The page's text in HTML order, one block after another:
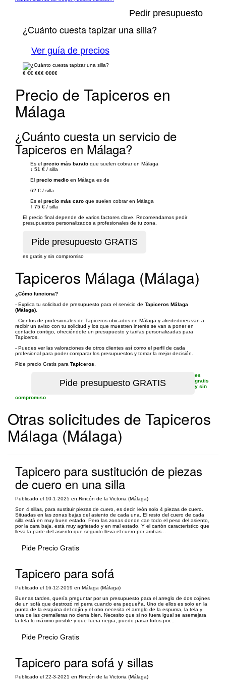
Pedir presupuesto
¿Cuánto cuesta tapizar una silla?
Ver guía de precios
€ €€ €€€ €€€€
Precio de Tapiceros en
Málaga
¿Cuánto cuesta un servicio de
Tapiceros en Málaga?
Es el precio más barato que suelen cobrar en Málaga
↓ 51 € / silla
El precio medio en Málaga es de
62 € / silla
Es el precio más caro que suelen cobrar en Málaga
↑ 75 € / silla
El precio final depende de varios factores clave. Recomendamos pedir
presupuestos personalizados a profesionales de tu zona.
es gratis y sin compromiso
Tapiceros Málaga (Málaga)
¿Cómo funciona?
- Explica tu solicitud de presupuesto para el servicio de Tapiceros Málaga
(Málaga)
- Cientos de profesionales de Tapiceros ubicados en Málaga y alrededores van a
recibir un aviso con tu solicitud y los que muestren interés se van a poner en
contacto contigo, ofreciéndote un presupuesto y tarifas personalizadas para
Tapiceros.
- Puedes ver las valoraciones de otros clientes así como el perfil de cada
profesional para poder comparar los presupuestos y tomar la mejor decisión.
Pide precio Gratis para Tapiceros
es
gratis
y sin
compromiso
Otras solicitudes de Tapiceros
Málaga (Málaga)
Tapicero para sustitución de piezas
de cuero en una silla
Publicado el 10-1-2025 en Rincón de la Victoria (Málaga)
Son 4 sillas, para sustituir piezas de cuero, es decir, león solo 4 piezas de cuero.
Situadas en las zonas bajas del asiento de cada una. El resto del cuero de cada
silla está en muy buen estado. Pero las zonas donde cae todo el peso del asiento,
por la cara baja, está muy agrietado y en mal estado. Y el cartón característico que
lleva la parte del asiento que seguido lleva el cuero por ambas...
Pide Precio Gratis
Tapicero para sofá
Publicado el 16-12-2019 en Málaga (Málaga)
Buenas tardes, quería preguntar por un presupuesto para el arreglo de dos cojines
de un sofá que destrozó mi perra cuando era pequeña. Uno de ellos es solo en la
punta de la esquina del cojín y el otro necesita el arreglo de la espuma, la tela y
una de las cremalleras no cierra bien. Necesito que si no fuera igual se asemejara
la tela lo máximo posible y que fuera negra, puedo pasar fotos por...
Pide Precio Gratis
Tapicero para sofá y sillas
Publicado el 22-3-2021 en Rincón de la Victoria (Málaga)